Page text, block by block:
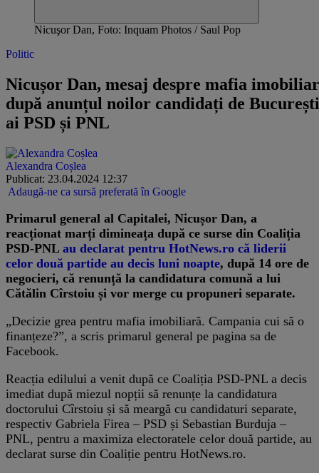
Nicuşor Dan, Foto: Inquam Photos / Saul Pop
Politic
Nicușor Dan, mesaj despre mafia
după anunțul noilor candidați de București
ai PSD și PNL
Alexandra Coșlea
Publicat: 23.04.2024 12:37
Adaugă-ne ca sursă preferată în Google
Primarul general al Capitalei, Nicușor Dan, a
reacționat marți dimineața după ce surse din Coaliția
PSD-PNL au declarat pentru HotNews.ro că liderii
celor două partide au decis luni noapte, după 14 ore de
negocieri, că renunță la candidatura comună a lui
Cătălin Cîrstoiu și vor merge cu propuneri separate.
„Decizie grea pentru mafia imobiliară. Campania cui să o
finanțeze?”, a scris primarul general pe pagina sa de
Facebook.
Reacția edilului a venit după ce Coaliția PSD-PNL a decis
imediat după miezul nopții să renunțe la candidatura
doctorului Cîrstoiu și să meargă cu candidaturi separate,
respectiv Gabriela Firea – PSD și Sebastian Burduja –
PNL, pentru a maximiza electoratele celor două partide, au
declarat surse din Coaliție pentru HotNews.ro.